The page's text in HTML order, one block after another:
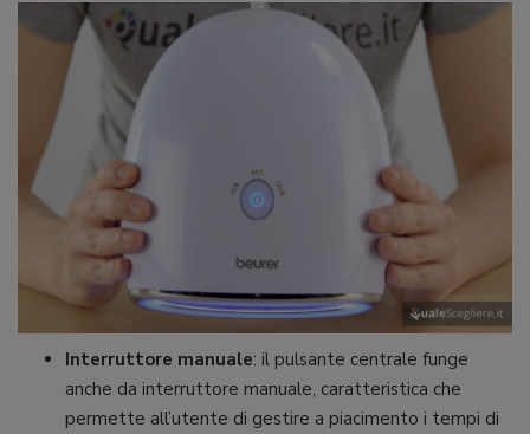
Interruttore manuale: il pulsante centrale funge
anche da interruttore manuale, caratteristica che
permette all’utente di gestire a piacimento i tempi di